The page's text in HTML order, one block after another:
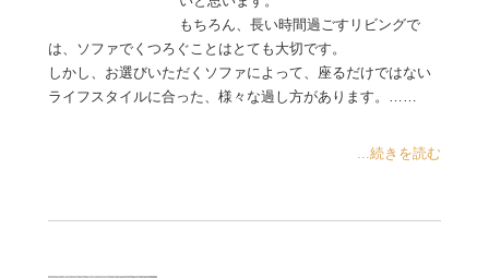
もちろん、長い時間過ごすリビングで
は、ソファでくつろぐことはとても大切です。
しかし、お選びいただくソファによって、座るだけではない
ライフスタイルに合った、様々な過し方があります。……
...続きを読む